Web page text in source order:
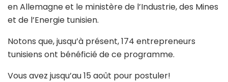
en Allemagne et le ministère de l’Industrie, des Mines
et de l’Energie tunisien.
Notons que, jusqu’à présent, 174 entrepreneurs
tunisiens ont bénéficié de ce programme.
Vous avez jusqu’au 15 août pour postuler!